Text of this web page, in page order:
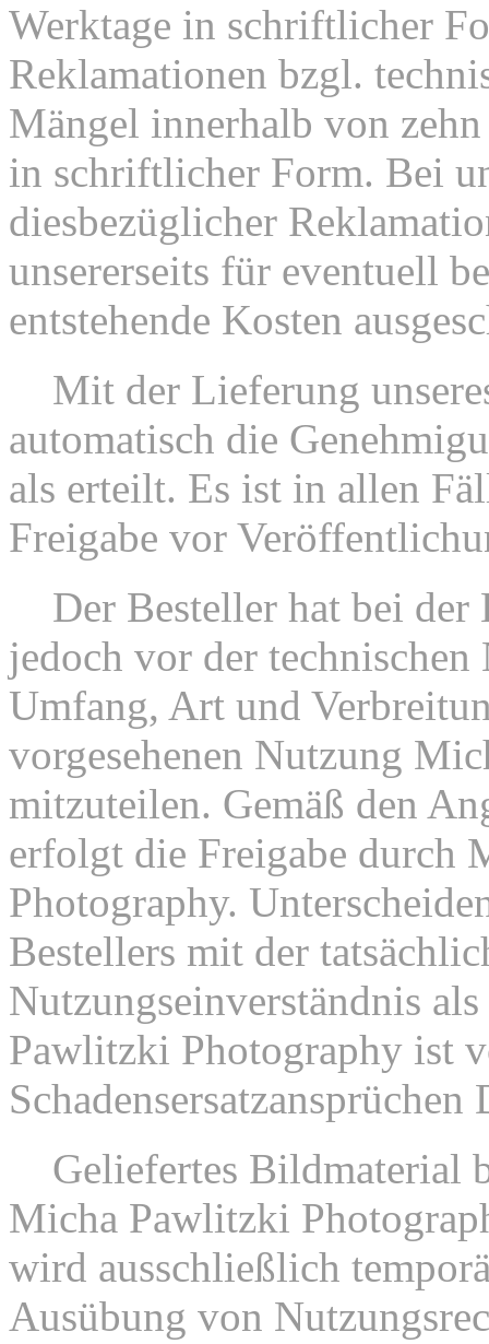
Werktage in schriftlicher
Reklamationen bzgl.
Mängel innerhalb von
in schriftlicher Form. Bei
diesbezüglicher
unsererseits für eventuell
entstehende Kosten
Mit der Lieferung
automatisch die
als erteilt. Es ist in allen
Freigabe vor
Der Besteller hat bei der
jedoch vor der
Umfang, Art und
vorgesehenen Nutzung
mitzuteilen. Gemäß den
erfolgt die Freigabe durch
Photography.
Bestellers mit der
Nutzungseinverständnis
Pawlitzki Photography ist
Geliefertes Bildmaterial
Micha Pawlitzki
wird ausschließlich
Ausübung von